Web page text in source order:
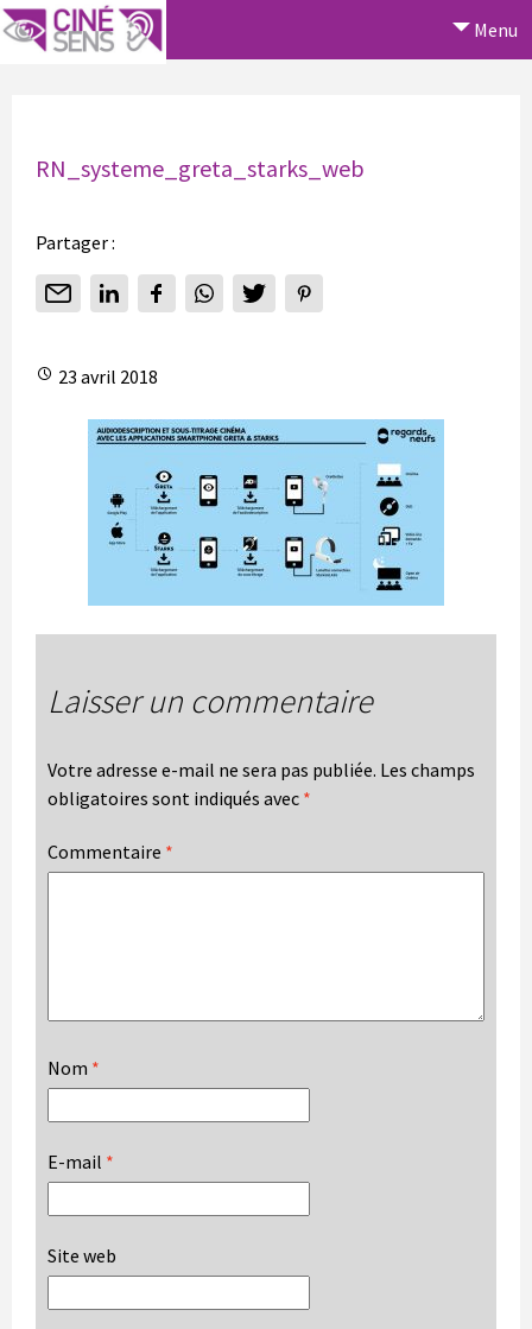
Menu
RN_systeme_greta_starks_web
Partager :
23 avril 2018
Laisser un commentaire
Votre adresse e-mail ne sera pas publiée. Les champs
obligatoires sont indiqués avec *
Commentaire *
Nom *
E-mail *
Site web